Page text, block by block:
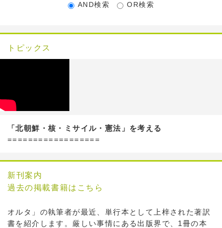
AND検索 OR検索
トピックス
「北朝鮮・核・ミサイル・憲法」を考える
==================
新刊案内
過去の掲載書籍はこちら
オルタ」の執筆者が最近、単行本として上梓された著訳
書を紹介します。厳しい事情にある出版界で、1冊の本